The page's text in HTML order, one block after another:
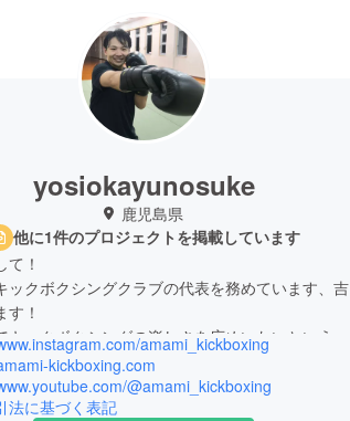
yosiokayunosuke
鹿児島県
他に1件のプロジェクトを掲載しています
て！
ックボクシングクラブの代表を務めています、吉
す！
キックボクシングの楽しさを広めいたいという想
ラウドファンディングを始めました。
amami_kickboxing
kickboxing.com
@amami_kickboxing
法に基づく表記